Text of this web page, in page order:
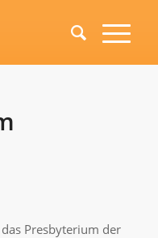
Presbyterium der